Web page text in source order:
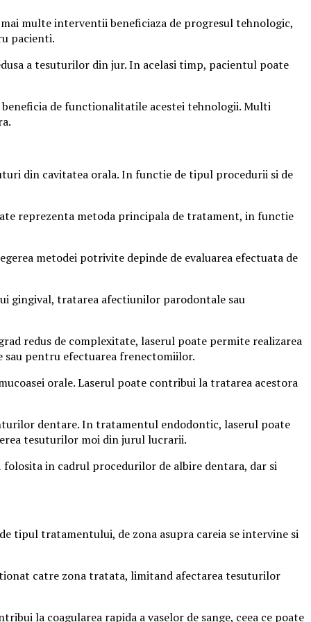
multe interventii beneficiaza de progresul tehnologic,
pacienti.
a tesuturilor din jur. In acelasi timp, pacientul poate
de functionalitatile acestei tehnologii. Multi
din cavitatea orala. In functie de tipul procedurii si de
reprezenta metoda principala de tratament, in functie
metodei potrivite depinde de evaluarea efectuata de
gingival, tratarea afectiunilor parodontale sau
redus de complexitate, laserul poate permite realizarea
sau pentru efectuarea frenectomiilor.
orale. Laserul poate contribui la tratarea acestora
dentare. In tratamentul endodontic, laserul poate
tesuturilor moi din jurul lucrarii.
in cadrul procedurilor de albire dentara, dar si
tipul tratamentului, de zona asupra careia se intervine si
catre zona tratata, limitand afectarea tesuturilor
la coagularea rapida a vaselor de sange, ceea ce poate